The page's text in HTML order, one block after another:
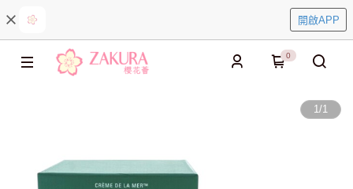
開啟APP
0
1/1